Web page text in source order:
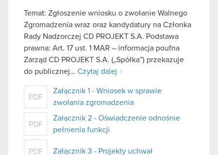
Temat: Zgłoszenie wniosku o zwołanie Walnego
Zgromadzenia wraz oraz kandydatury na Członka
Rady Nadzorczej CD PROJEKT S.A. Podstawa
prawna: Art. 17 ust. 1 MAR – informacja poufna
Zarząd CD PROJEKT S.A. („Spółka”) przekazuje
do publicznej… Czytaj dalej
PDF
Załącznik 1 - Wniosek w sprawie
zwołania zgromadzenia
PDF
Załącznik 2 - Oświadczenie odnośnie
pełnienia funkcji
PDF Załącznik 3 - Projekty uchwał